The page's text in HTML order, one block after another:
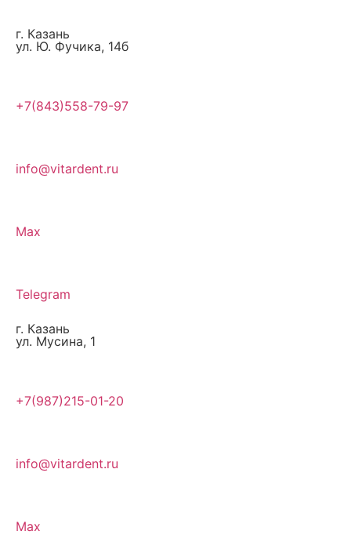
г. Казань
ул. Ю. Фучика, 14б
+7(843)558-79-97
info@vitardent.ru
Max
Telegram
г. Казань
ул. Мусина, 1
+7(987)215-01-20
info@vitardent.ru
Max